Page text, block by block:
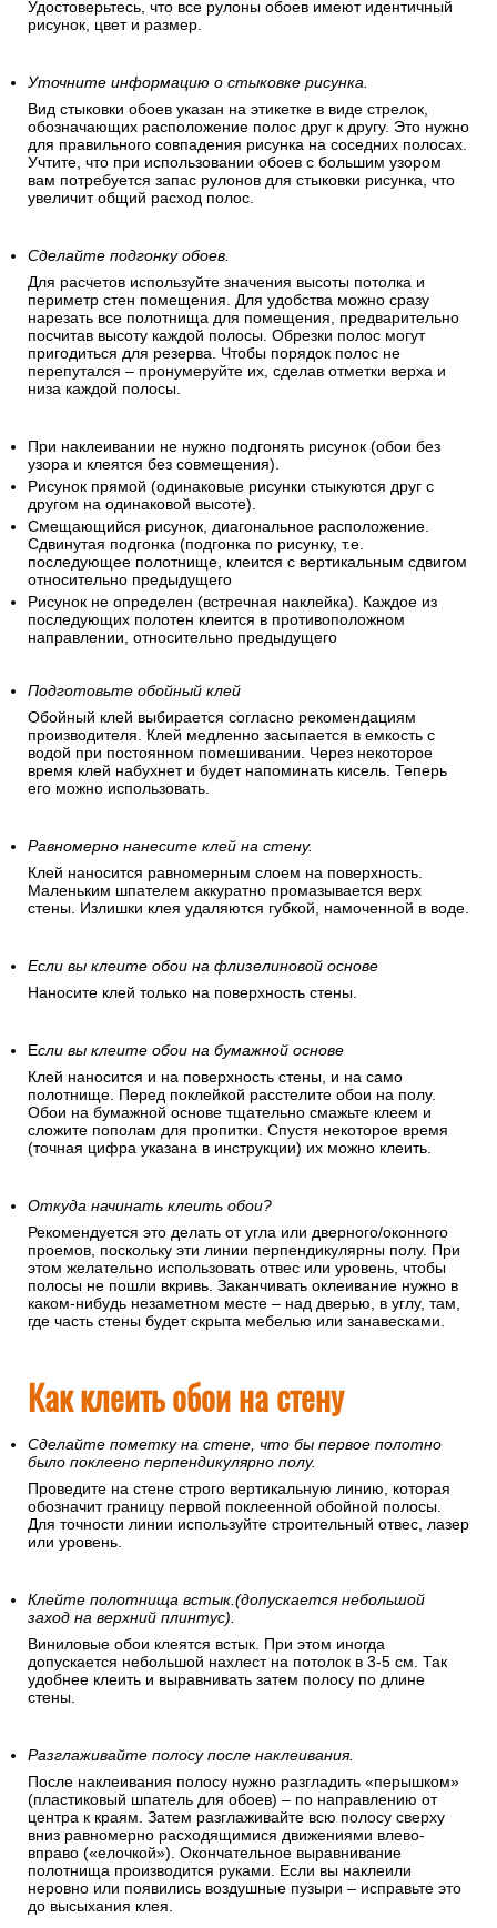
Удостоверьтесь, что все рулоны обоев имеют идентичный
рисунок, цвет и размер.
Уточните информацию о стыковке рисунка.
Вид стыковки обоев указан на этикетке в виде стрелок,
обозначающих расположение полос друг к другу. Это нужно
для правильного совпадения рисунка на соседних полосах.
Учтите, что при использовании обоев с большим узором
вам потребуется запас рулонов для стыковки рисунка, что
увеличит общий расход полос.
Сделайте подгонку обоев.
Для расчетов используйте значения высоты потолка и
периметр стен помещения. Для удобства можно сразу
нарезать все полотнища для помещения, предварительно
посчитав высоту каждой полосы. Обрезки полос могут
пригодиться для резерва. Чтобы порядок полос не
перепутался – пронумеруйте их, сделав отметки верха и
низа каждой полосы.
При наклеивании не нужно подгонять рисунок (обои без
узора и клеятся без совмещения).
Рисунок прямой (одинаковые рисунки стыкуются друг с
другом на одинаковой высоте).
Смещающийся рисунок, диагональное расположение.
Сдвинутая подгонка (подгонка по рисунку, т.е.
последующее полотнище, клеится с вертикальным сдвигом
относительно предыдущего
Рисунок не определен (встречная наклейка). Каждое из
последующих полотен клеится в противоположном
направлении, относительно предыдущего
Подготовьте обойный клей
Обойный клей выбирается согласно рекомендациям
производителя. Клей медленно засыпается в емкость с
водой при постоянном помешивании. Через некоторое
время клей набухнет и будет напоминать кисель. Теперь
его можно использовать.
Равномерно нанесите клей на стену.
Клей наносится равномерным слоем на поверхность.
Маленьким шпателем аккуратно промазывается верх
стены. Излишки клея удаляются губкой, намоченной в воде.
Если вы клеите обои на флизелиновой основе
Наносите клей только на поверхность стены.
Если вы клеите обои на бумажной основе
Клей наносится и на поверхность стены, и на само
полотнище. Перед поклейкой расстелите обои на полу.
Обои на бумажной основе тщательно смажьте клеем и
сложите пополам для пропитки. Спустя некоторое время
(точная цифра указана в инструкции) их можно клеить.
Откуда начинать клеить обои?
Рекомендуется это делать от угла или дверного/оконного
проемов, поскольку эти линии перпендикулярны полу. При
этом желательно использовать отвес или уровень, чтобы
полосы не пошли вкривь. Заканчивать оклеивание нужно в
каком-нибудь незаметном месте – над дверью, в углу, там,
где часть стены будет скрыта мебелью или занавесками.
Как клеить обои на стену
Сделайте пометку на стене, что бы первое полотно
было поклеено перпендикулярно полу.
Проведите на стене строго вертикальную линию, которая
обозначит границу первой поклеенной обойной полосы.
Для точности линии используйте строительный отвес, лазер
или уровень.
Клейте полотнища встык.(допускается небольшой
заход на верхний плинтус).
Виниловые обои клеятся встык. При этом иногда
допускается небольшой нахлест на потолок в 3-5 см. Так
удобнее клеить и выравнивать затем полосу по длине
стены.
Разглаживайте полосу после наклеивания.
После наклеивания полосу нужно разгладить «перышком»
(пластиковый шпатель для обоев) – по направлению от
центра к краям. Затем разглаживайте всю полосу сверху
вниз равномерно расходящимися движениями влево-
вправо («елочкой»). Окончательное выравнивание
полотнища производится руками. Если вы наклеили
неровно или появились воздушные пузыри – исправьте это
до высыхания клея.